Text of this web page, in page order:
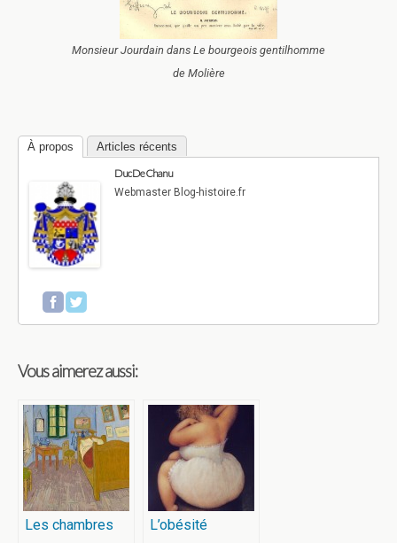
Monsieur Jourdain dans Le bourgeois gentilhomme
de Molière
À propos
Articles récents
Duc De Chanu
Webmaster Blog-histoire.fr
Vous aimerez aussi:
Les chambres L’obésité